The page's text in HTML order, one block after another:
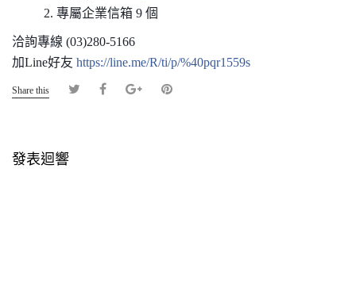
2. 專屬企業信箱 9 個
洽詢專線 (03)280-5166
加Line好友 https://line.me/R/ti/p/%40pqr1559s
Share this
發表迴響